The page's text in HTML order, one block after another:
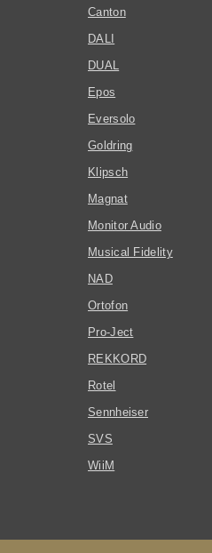
Canton
DALI
DUAL
Epos
Eversolo
Goldring
Klipsch
Magnat
Monitor Audio
Musical Fidelity
NAD
Ortofon
Pro-Ject
REKKORD
Rotel
Sennheiser
SVS
WiiM